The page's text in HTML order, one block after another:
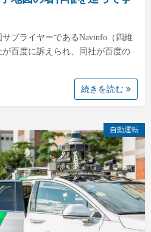
プライヤーであるNavinfo（四維
百度に訴えられ、同社が百度の
続きを読む
自動運転